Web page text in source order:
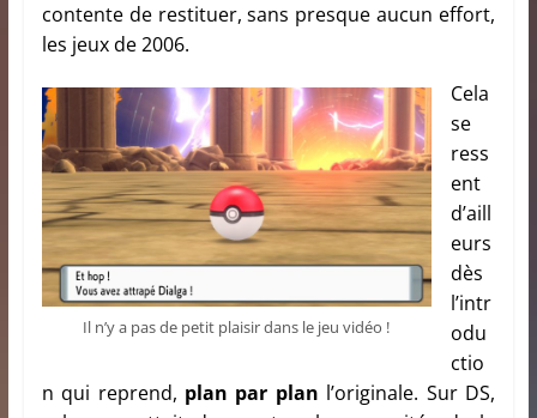
contente de restituer, sans presque aucun effort,
les jeux de 2006.
Il n’y a pas de petit plaisir dans le jeu vidéo !
Cela
se
ress
ent
d’aill
eurs
dès
l’intr
odu
ctio
n qui reprend, plan par plan l’originale. Sur DS,